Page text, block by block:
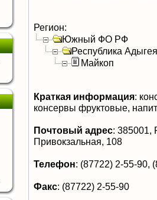
Регион:
Южный ФО РФ
Республика Адыгея
Майкоп
Краткая информация:
консервы фруктовые,
Почтовый адрес: 385001,
Привокзальная, 108
Телефон: (87722) 2-55-90,
Факс: (87722) 2-55-90